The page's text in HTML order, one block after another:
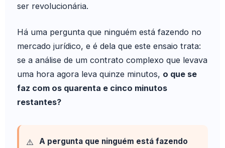
ser revolucionária.
Há uma pergunta que ninguém está fazendo no
mercado jurídico, e é dela que este ensaio trata:
se a análise de um contrato complexo que levava
uma hora agora leva quinze minutos, o que se
faz com os quarenta e cinco minutos
restantes?
A pergunta que ninguém está fazendo